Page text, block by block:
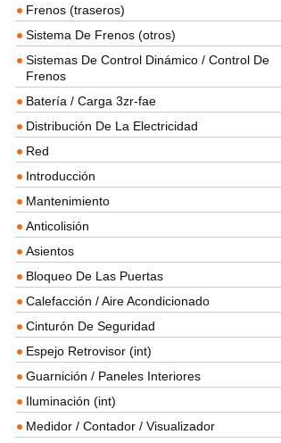
Frenos (traseros)
Sistema De Frenos (otros)
Sistemas De Control Dinámico / Control De
Frenos
Batería / Carga 3zr-fae
Distribución De La Electricidad
Red
Introducción
Mantenimiento
Anticolisión
Asientos
Bloqueo De Las Puertas
Calefacción / Aire Acondicionado
Cinturón De Seguridad
Espejo Retrovisor (int)
Guarnición / Paneles Interiores
Iluminación (int)
Medidor / Contador / Visualizador